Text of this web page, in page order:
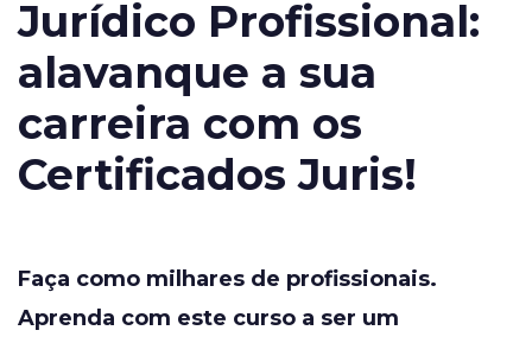
Jurídico Profissional:
alavanque a sua
carreira com os
Certificados Juris!
Faça como milhares de profissionais.
Aprenda com este curso a ser um